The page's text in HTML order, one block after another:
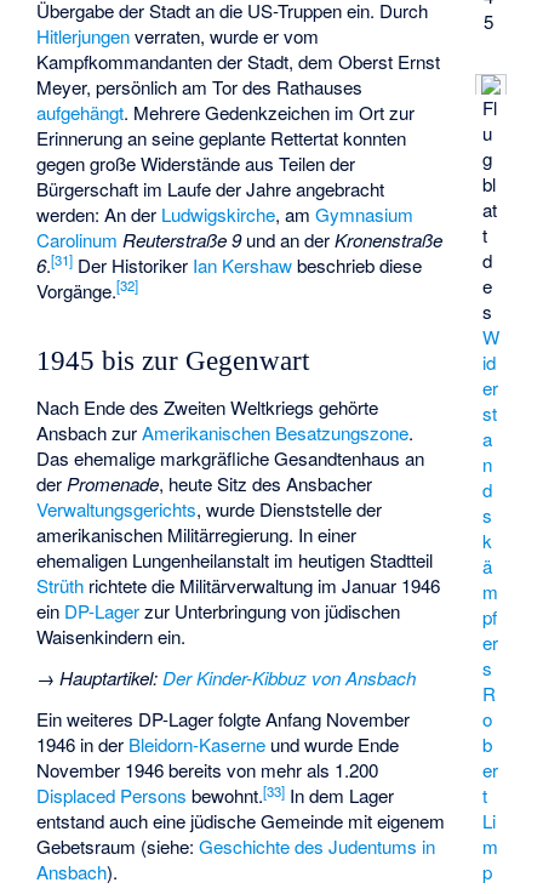
5
Fl
u
g
bl
at
t
d
e
s
W
id
er
st
a
n
d
s
k
ä
m
pf
er
s
R
o
b
er
t
Li
m
p
Übergabe der Stadt an die US-Truppen ein. Durch
Hitlerjungenverraten, wurde er vom
Kampfkommandanten der Stadt, dem Oberst Ernst
Meyer, persönlich am Tor des Rathauses
aufgehängt. Mehrere Gedenkzeichen im Ort zur
Erinnerung an seine geplante Rettertat konnten
gegen große Widerstände aus Teilen der
Bürgerschaft im Laufe der Jahre angebracht
werden: An der Ludwigskirche, amGymnasium
Carolinum Reuterstraße 9und an derKronenstraße
6.[31] Der Historiker Ian Kershawbeschrieb diese
Vorgänge.[32]
1945 bis zur Gegenwart
Nach Ende des Zweiten Weltkriegs gehörte
Ansbach zurAmerikanischen Besatzungszone.
Das ehemalige markgräfliche Gesandtenhaus an
derPromenade, heute Sitz des Ansbacher
Verwaltungsgerichts, wurde Dienststelle der
amerikanischen Militärregierung. In einer
ehemaligen Lungenheilanstalt im heutigen Stadtteil
Strüth richtete die Militärverwaltung im Januar 1946
ein DP-Lagerzur Unterbringung von jüdischen
Waisenkindern ein.
→Hauptartikel:Der Kinder-Kibbuz von Ansbach
Ein weiteres DP-Lager folgte Anfang November
1946 in der Bleidorn-Kaserne und wurde Ende
November 1946 bereits von mehr als 1.200
Displaced Persons bewohnt.[33] In dem Lager
entstand auch eine jüdische Gemeinde mit eigenem
Gebetsraum (siehe:Geschichte des Judentums in
Ansbach).